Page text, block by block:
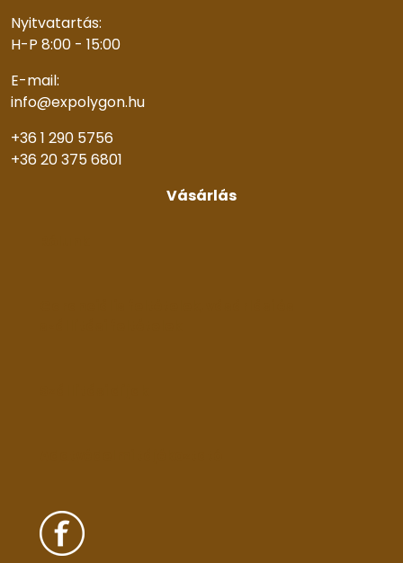
Nyitvatartás:
H-P 8:00 - 15:00
E-mail:
info@expolygon.hu
+36 1 290 5756
+36 20 375 6801
Vásárlás